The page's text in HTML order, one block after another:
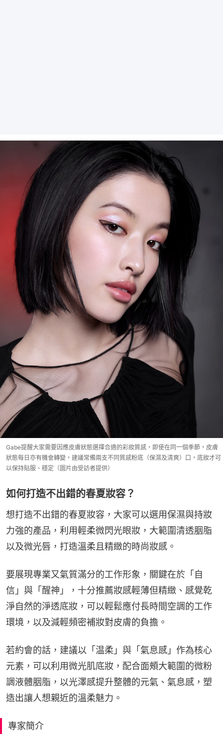
Gabe提醒大家需要因應皮膚狀態選擇合適的彩妝質感，即使在同一個季節，皮膚
狀態每日亦有機會轉變，建議常備兩支不同質感粉底（保濕及清爽）口，底妝才可
以保持貼服、穩定（圖片由受訪者提供）
如何打造不出錯的春夏妝容？
想打造不出錯的春夏妝容，大家可以選用保濕與持妝
力強的產品，利用輕柔微閃光眼妝，大範圍清透胭脂
以及微光唇，打造溫柔且精緻的時尚妝感。
要展現專業又氣質滿分的工作形象，關鍵在於「自
信」與「醒神」，十分推薦妝感輕薄但精緻、感覺乾
淨自然的淨透底妝，可以輕鬆應付長時間空調的工作
環境，以及減輕頻密補妝對皮膚的負擔。
若約會的話，建議以「温柔」與「氣息感」作為核心
元素，可以利用微光肌底妝，配合面頰大範圍的微粉
調液體胭脂，以光澤感提升整體的元氣、氣息感，塑
造出讓人想親近的溫柔魅力。
專家簡介